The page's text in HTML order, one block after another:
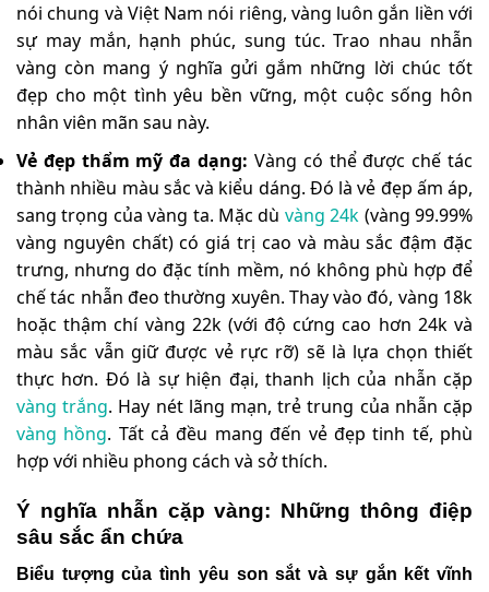
nói chung và Việt Nam nói riêng, vàng luôn gắn liền với
sự may mắn, hạnh phúc, sung túc. Trao nhau nhẫn
vàng còn mang ý nghĩa gửi gắm những lời chúc tốt
đẹp cho một tình yêu bền vững, một cuộc sống hôn
nhân viên mãn sau này.
Vẻ đẹp thẩm mỹ đa dạng: Vàng có thể được chế tác
thành nhiều màu sắc và kiểu dáng. Đó là vẻ đẹp ấm áp,
sang trọng của vàng ta. Mặc dù vàng 24k (vàng 99.99%
vàng nguyên chất) có giá trị cao và màu sắc đậm đặc
trưng, nhưng do đặc tính mềm, nó không phù hợp để
chế tác nhẫn đeo thường xuyên. Thay vào đó, vàng 18k
hoặc thậm chí vàng 22k (với độ cứng cao hơn 24k và
màu sắc vẫn giữ được vẻ rực rỡ) sẽ là lựa chọn thiết
thực hơn. Đó là sự hiện đại, thanh lịch của nhẫn cặp
vàng trắng. Hay nét lãng mạn, trẻ trung của nhẫn cặp
vàng hồng. Tất cả đều mang đến vẻ đẹp tinh tế, phù
hợp với nhiều phong cách và sở thích.
Ý nghĩa nhẫn cặp vàng: Những thông điệp
sâu sắc ẩn chứa
Biểu tượng của tình yêu son sắt và sự gắn kết vĩnh